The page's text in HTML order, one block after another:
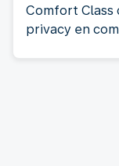
Comfort Class
privacy en